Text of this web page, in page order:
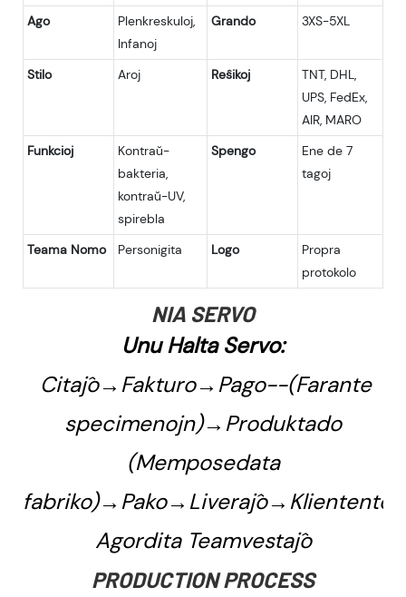
Ago
Plenkreskuloj,
Infanoj
Grando 3XS-5XL
Stilo Aroj Reŝikoj
TNT, DHL,
UPS, FedEx,
AIR, MARO
Funkcioj
Kontraŭ-
bakteria,
kontraŭ-UV,
spirebla
Spengo
Ene de 7
tagoj
Teama Nomo Personigita Logo
Propra
protokolo
NIA SERVO
Unu Halta Servo:
Citaĵo→Fakturo→Pago--(Farante
specimenojn)→Produktado
(Memposedata
Agordita Teamvestaĵo
PRODUCTION PROCESS